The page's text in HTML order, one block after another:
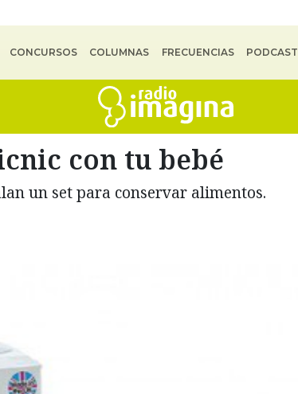
CONCURSOS COLUMNAS FRECUENCIAS PODCAST
con tu bebé
un set para conservar alimentos.